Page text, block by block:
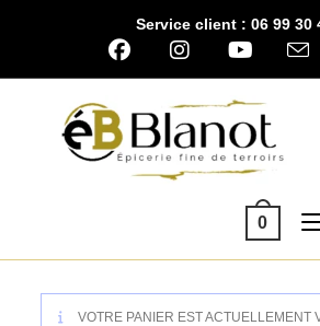
Service client : 06 99 30
0
VOTRE PANIER EST ACTUELLEMENT